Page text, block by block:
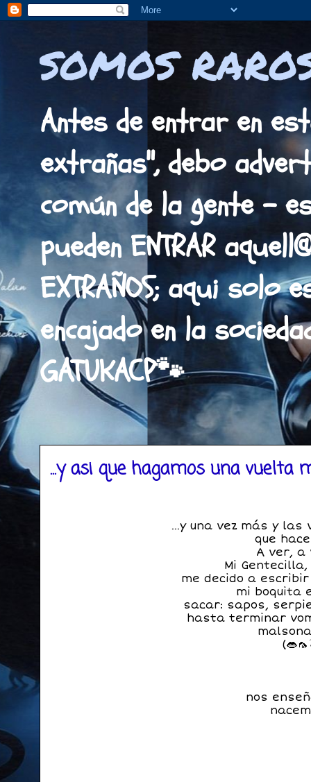
SOMOS
Antes de entrar en
extrañas", debo
común de la gente -
pueden ENTRAR
EXTRAÑOS; aqui solo
encajado en la
GATUKACP🐾
...y asi que hagamos una vuelta
...y una vez más y las
que
A ver,
Mi
me decido a
mi boquita
sacar: sapos,
hasta terminar
nos